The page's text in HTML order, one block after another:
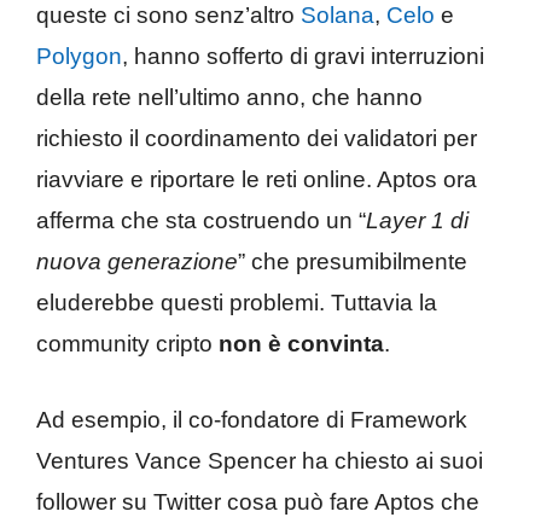
queste ci sono senz’altro Solana, Celo e
Polygon, hanno sofferto di gravi interruzioni
della rete nell’ultimo anno, che hanno
richiesto il coordinamento dei validatori per
riavviare e riportare le reti online. Aptos ora
afferma che sta costruendo un “Layer 1 di
nuova generazione” che presumibilmente
eluderebbe questi problemi. Tuttavia la
community cripto non è convinta.
Ad esempio, il co-fondatore di Framework
Ventures Vance Spencer ha chiesto ai suoi
follower su Twitter cosa può fare Aptos che